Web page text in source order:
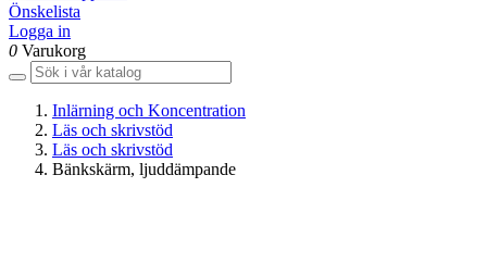
Önskelista
Logga in
0 Varukorg
Inlärning och Koncentration
Läs och skrivstöd
Läs och skrivstöd
Bänkskärm, ljuddämpande